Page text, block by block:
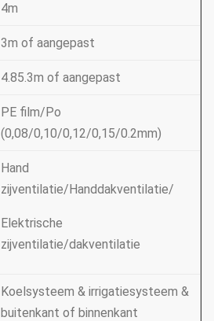
4m
3m of aangepast
4.85.3m of aangepast
PE film/Po
(0,08/0,10/0,12/0,15/0.2mm)
Hand
zijventilatie/Handdakventilatie/
Elektrische
zijventilatie/dakventilatie
Koelsysteem & irrigatiesysteem &
buitenkant of binnenkant